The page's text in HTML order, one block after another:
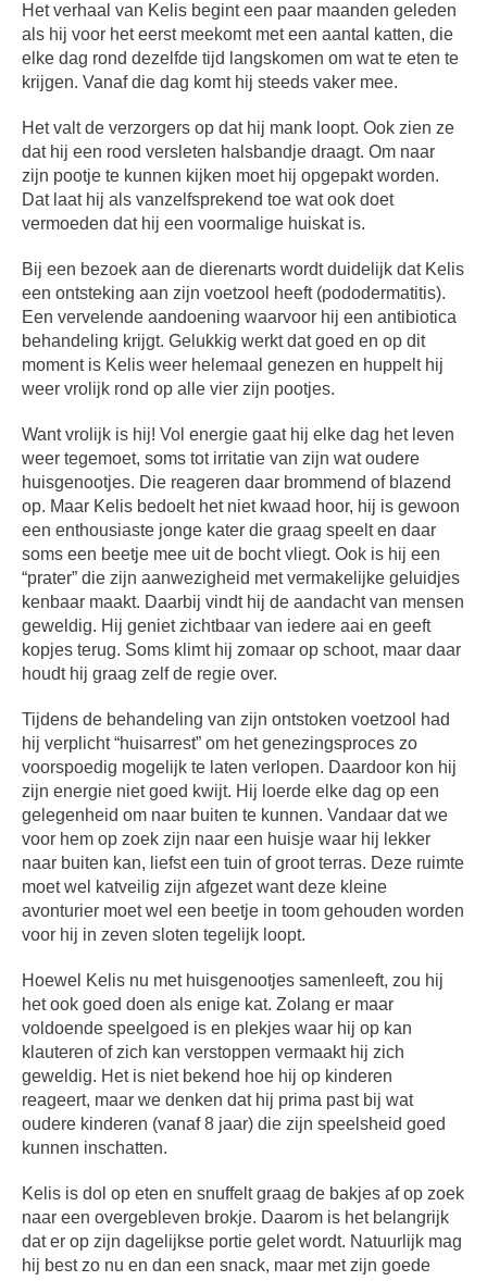
Het verhaal van Kelis begint een paar maanden geleden
als hij voor het eerst meekomt met een aantal katten, die
elke dag rond dezelfde tijd langskomen om wat te eten te
krijgen. Vanaf die dag komt hij steeds vaker mee.
Het valt de verzorgers op dat hij mank loopt. Ook zien ze
dat hij een rood versleten halsbandje draagt. Om naar
zijn pootje te kunnen kijken moet hij opgepakt worden.
Dat laat hij als vanzelfsprekend toe wat ook doet
vermoeden dat hij een voormalige huiskat is.
Bij een bezoek aan de dierenarts wordt duidelijk dat Kelis
een ontsteking aan zijn voetzool heeft (pododermatitis).
Een vervelende aandoening waarvoor hij een antibiotica
behandeling krijgt. Gelukkig werkt dat goed en op dit
moment is Kelis weer helemaal genezen en huppelt hij
weer vrolijk rond op alle vier zijn pootjes.
Want vrolijk is hij! Vol energie gaat hij elke dag het leven
weer tegemoet, soms tot irritatie van zijn wat oudere
huisgenootjes. Die reageren daar brommend of blazend
op. Maar Kelis bedoelt het niet kwaad hoor, hij is gewoon
een enthousiaste jonge kater die graag speelt en daar
soms een beetje mee uit de bocht vliegt. Ook is hij een
“prater” die zijn aanwezigheid met vermakelijke geluidjes
kenbaar maakt. Daarbij vindt hij de aandacht van mensen
geweldig. Hij geniet zichtbaar van iedere aai en geeft
kopjes terug. Soms klimt hij zomaar op schoot, maar daar
houdt hij graag zelf de regie over.
Tijdens de behandeling van zijn ontstoken voetzool had
hij verplicht “huisarrest” om het genezingsproces zo
voorspoedig mogelijk te laten verlopen. Daardoor kon hij
zijn energie niet goed kwijt. Hij loerde elke dag op een
gelegenheid om naar buiten te kunnen. Vandaar dat we
voor hem op zoek zijn naar een huisje waar hij lekker
naar buiten kan, liefst een tuin of groot terras. Deze ruimte
moet wel katveilig zijn afgezet want deze kleine
avonturier moet wel een beetje in toom gehouden worden
voor hij in zeven sloten tegelijk loopt.
Hoewel Kelis nu met huisgenootjes samenleeft, zou hij
het ook goed doen als enige kat. Zolang er maar
voldoende speelgoed is en plekjes waar hij op kan
klauteren of zich kan verstoppen vermaakt hij zich
geweldig. Het is niet bekend hoe hij op kinderen
reageert, maar we denken dat hij prima past bij wat
oudere kinderen (vanaf 8 jaar) die zijn speelsheid goed
kunnen inschatten.
Kelis is dol op eten en snuffelt graag de bakjes af op zoek
naar een overgebleven brokje. Daarom is het belangrijk
dat er op zijn dagelijkse portie gelet wordt. Natuurlijk mag
hij best zo nu en dan een snack, maar met zijn goede